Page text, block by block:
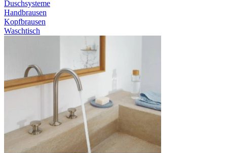
Duschsysteme
Handbrausen
Kopfbrausen
Waschtisch